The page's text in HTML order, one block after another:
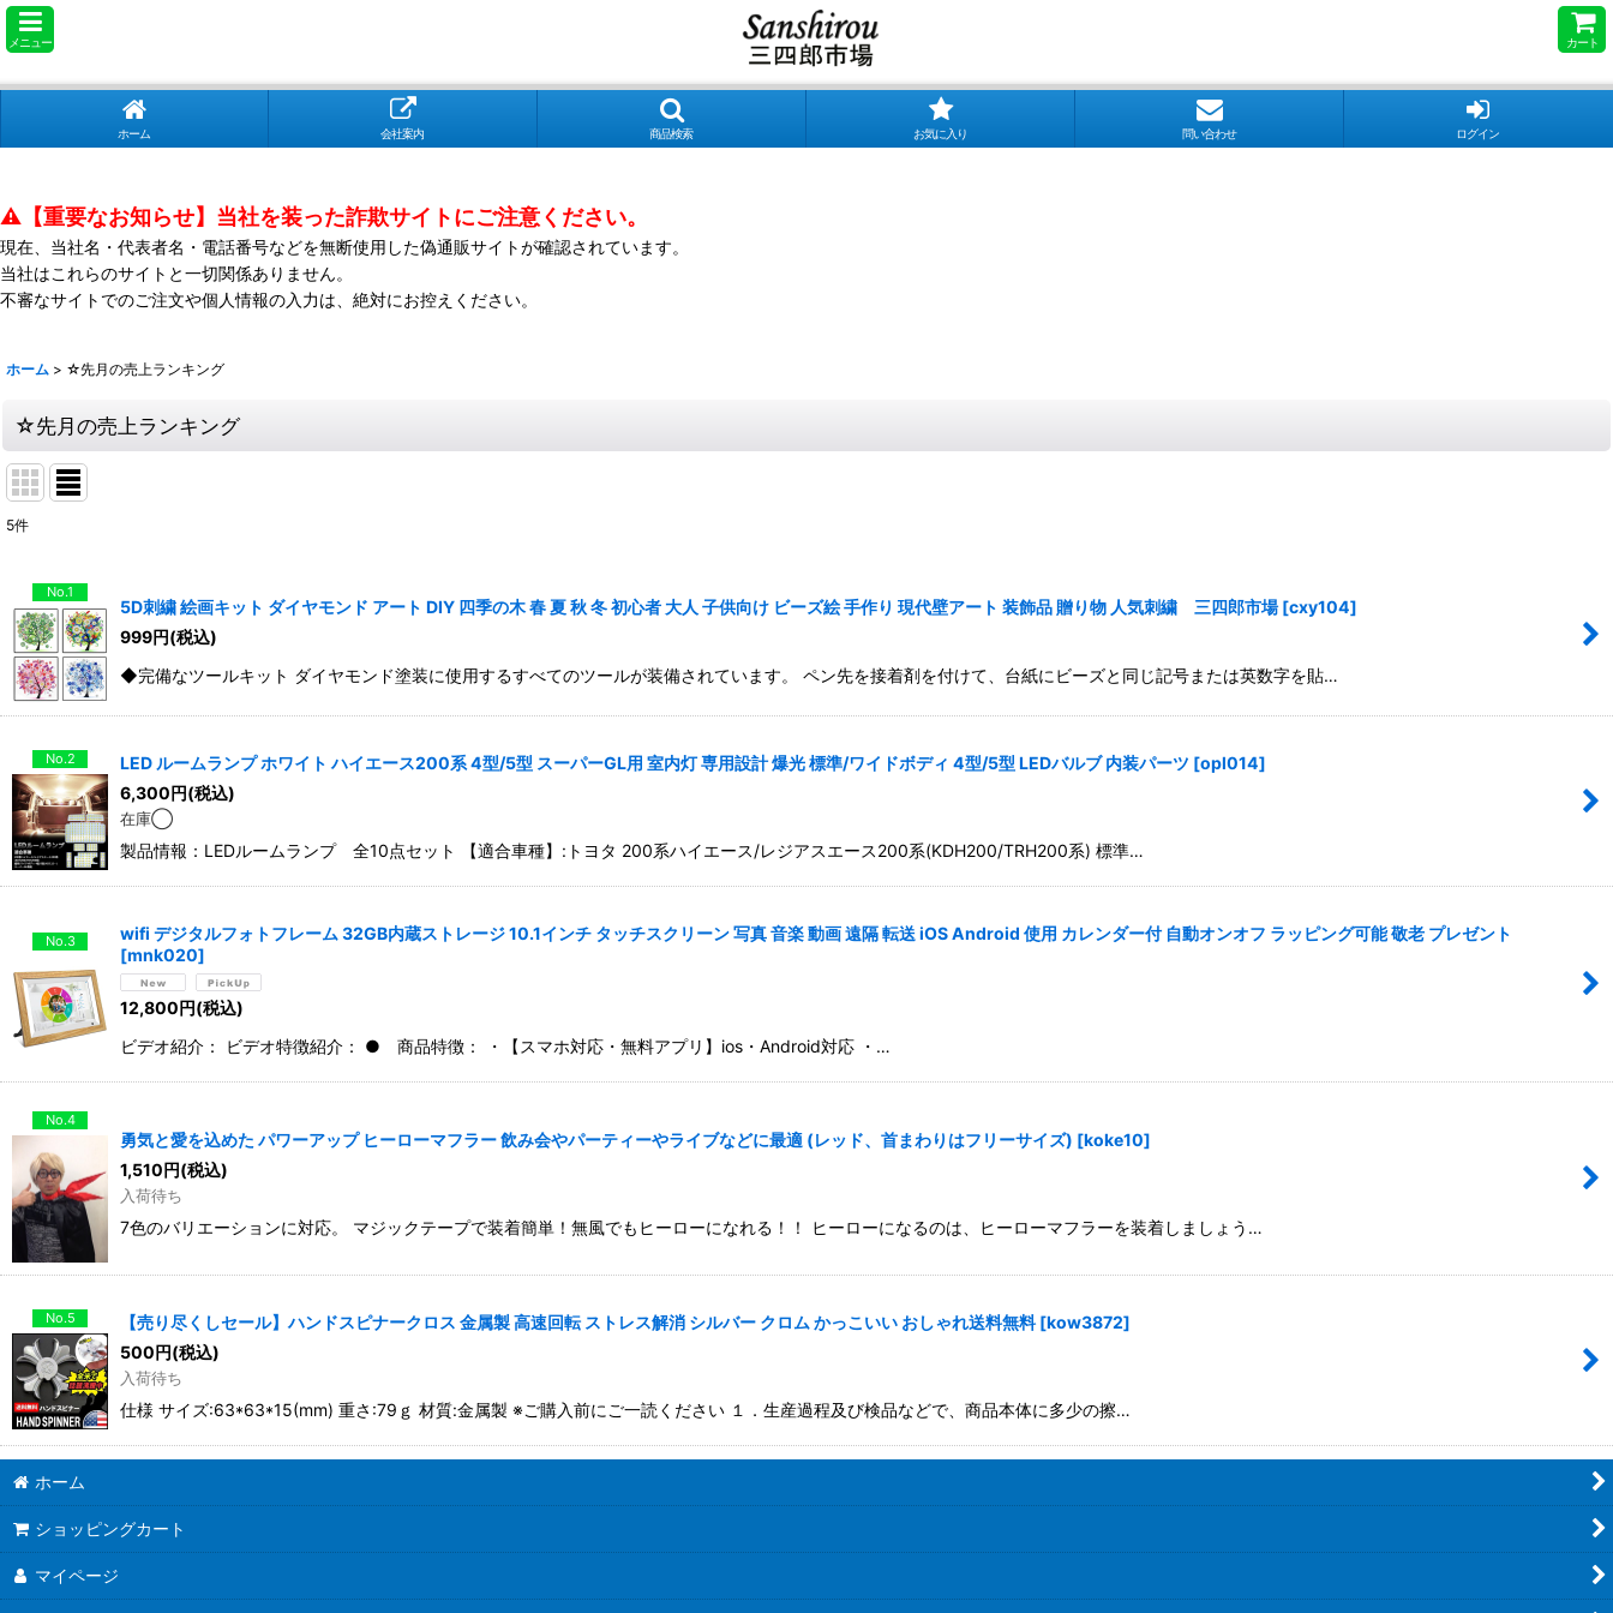
メニュー カート
ホーム 会社案内 商品検索 お気に入り 問い合わせ ログイン
⚠️【重要なお知らせ】当社を装った詐欺サイトにご注意ください。
現在、当社名・代表者名・電話番号などを無断使用した偽通販サイトが確認されています。
当社はこれらのサイトと一切関係ありません。
不審なサイトでのご注文や個人情報の入力は、絶対にお控えください。
ホーム > ☆先月の売上ランキング
☆先月の売上ランキング
5件
No.1
5D刺繍 絵画キット ダイヤモンド アート DIY 四季の木 春 夏 秋 冬 初心者 大人 子供向け ビーズ絵 手作り 現代壁アート 装飾品 贈り物 人気刺繍 三四郎市場 [cxy104]
999円(税込)
◆完備なツールキット ダイヤモンド塗装に使用するすべてのツールが装備されています。 ペン先を接着剤を付けて、台紙にビーズと同じ記号または英数字を貼…
No.2 LED ルームランプ ホワイト ハイエース200系 4型/5型 スーパーGL用 室内灯 専用設計 爆光 標準/ワイドボディ 4型/5型 LEDバルブ 内装パーツ [opl014]
6,300円(税込)
在庫◯
製品情報：LEDルームランプ 全10点セット 【適合車種】:トヨタ 200系ハイエース/レジアスエース200系(KDH200/TRH200系) 標準…
No.3
wifi デジタルフォトフレーム 32GB内蔵ストレージ 10.1インチ タッチスクリーン 写真 音楽 動画 遠隔 転送 iOS Android 使用 カレンダー付 自動オンオフ ラッピング可能 敬老 プレゼント
[mnk020]
12,800円(税込)
ビデオ紹介： ビデオ特徴紹介： ● 商品特徴： ・【スマホ対応・無料アプリ】ios・Android対応 ・…
No.4
勇気と愛を込めた パワーアップ ヒーローマフラー 飲み会やパーティーやライブなどに最適 (レッド、首まわりはフリーサイズ) [koke10]
1,510 円(税込)
入荷待ち
7色のバリエーションに対応。 マジックテープで装着簡単！無風でもヒーローになれる！！ ヒーローになるのは、ヒーローマフラーを装着しましょう…
No.5 【売り尽くしセール】ハンドスピナークロス 金属製 高速回転 ストレス解消 シルバー クロム かっこいい おしゃれ送料無料 [kow3872]
500円(税込)
入荷待ち
仕様 サイズ:63*63*15(mm) 重さ:79ｇ 材質:金属製 ※ご購入前にご一読ください １．生産過程及び検品などで、商品本体に多少の擦…
ホーム
ショッピングカート
マイページ